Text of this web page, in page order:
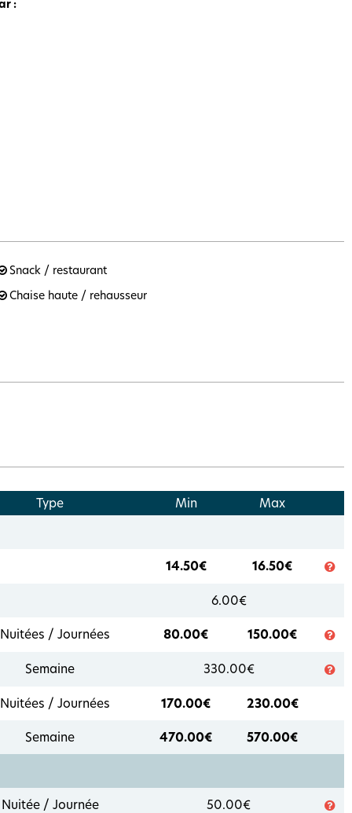
:
Snack / restaurant
Chaise haute / rehausseur
Type Min Max
14.50€ 16.50€
6.00€
/ Journées 80.00€ 150.00€
Semaine 330.00€
/ Journées 170.00€ 230.00€
Semaine 470.00€ 570.00€
Nuitée / Journée 50.00€